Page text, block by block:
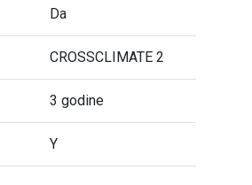
Da
CROSSCLIMATE 2
3 godine
Y